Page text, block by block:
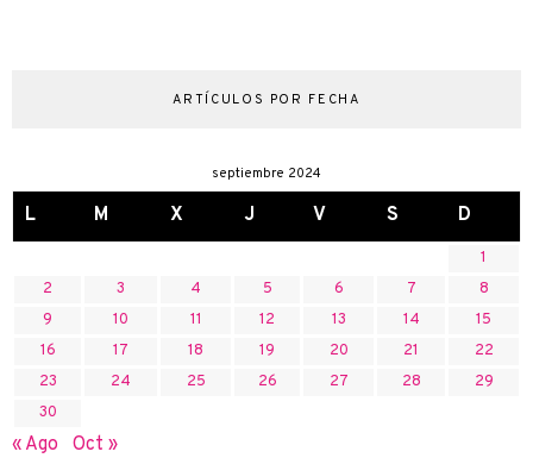
ARTÍCULOS POR FECHA
septiembre 2024
L M X J V S D
1
2
3 4 5 6 7
8
9
10 11 12 13 14
15
16
17 18 19 20 21
22
23
24 25 26 27 28
29
30
« Ago Oct »